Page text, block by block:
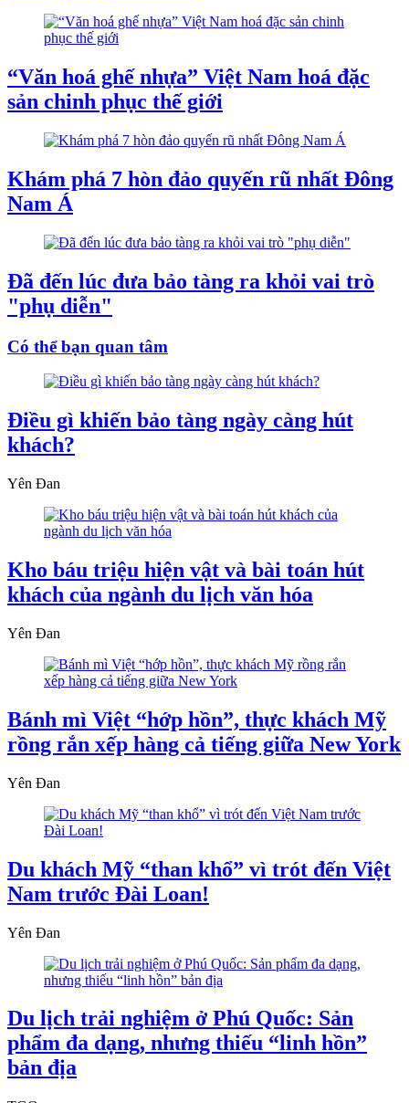
“Văn hoá ghế nhựa” Việt Nam hoá đặc
sản chinh phục thế giới
Khám phá 7 hòn đảo quyến rũ nhất Đông
Nam Á
Đã đến lúc đưa bảo tàng ra khỏi vai trò
"phụ diễn"
Có thể bạn quan tâm
Điều gì khiến bảo tàng ngày càng hút
khách?
Yên Đan
Kho báu triệu hiện vật và bài toán hút
khách của ngành du lịch văn hóa
Yên Đan
Bánh mì Việt “hớp hồn”, thực khách Mỹ
rồng rắn xếp hàng cả tiếng giữa New York
Yên Đan
Du khách Mỹ “than khổ” vì trót đến Việt
Nam trước Đài Loan!
Yên Đan
Du lịch trải nghiệm ở Phú Quốc: Sản
phẩm đa dạng, nhưng thiếu “linh hồn”
bản địa